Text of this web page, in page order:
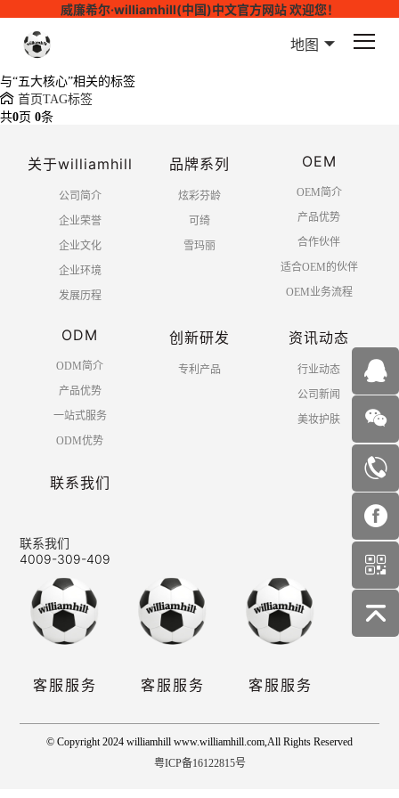
威廉希尔·williamhill(中国)中文官方网站 欢迎您！
地图
与“五大核心”相关的标签
首页TAG标签
共0页 0条
关于williamhill
公司简介
企业荣誉
企业文化
企业环境
发展历程
品牌系列
炫彩芬龄
可绮
雪玛丽
OEM
OEM简介
产品优势
合作伙伴
适合OEM的伙伴
OEM业务流程
ODM
ODM简介
产品优势
一站式服务
ODM优势
创新研发
专利产品
资讯动态
行业动态
公司新闻
美妆护肤
联系我们
联系我们
4009-309-409
客服服务 客服服务 客服服务
© Copyright 2024 williamhill www.williamhill.com,All Rights Reserved
粤ICP备16122815号